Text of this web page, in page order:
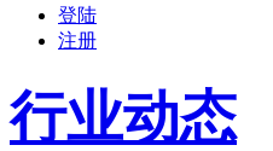
登陆
注册
行业动态